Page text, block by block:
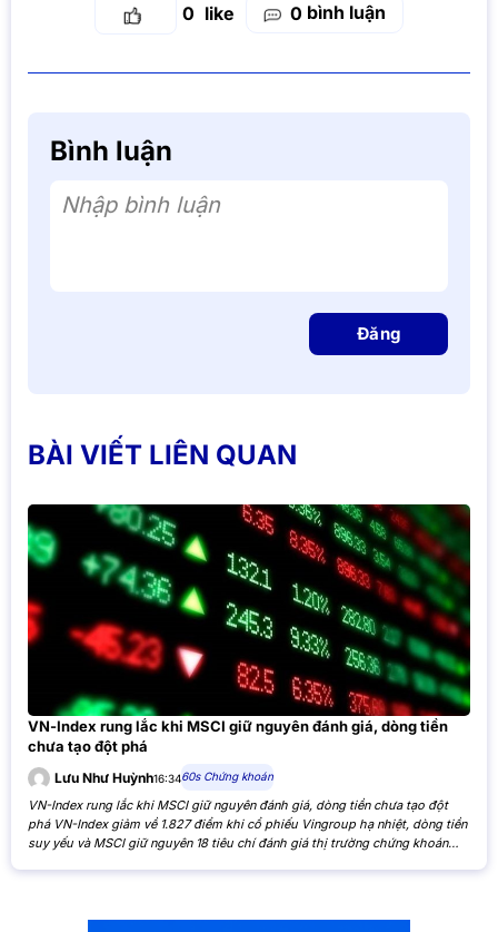
0
0 bình luận
Bình luận
Nhập bình luận
Đăng
BÀI VIẾT LIÊN QUAN
VN-Index rung lắc khi MSCI giữ nguyên đánh giá, dòng tiền
chưa tạo đột phá
Lưu Như Huỳnh16:3460s Chứng khoán
VN-Index rung lắc khi MSCI giữ nguyên đánh giá, dòng tiền chưa tạo đột
phá VN-Index giảm về 1.827 điểm khi cổ phiếu Vingroup hạ nhiệt, dòng tiền
suy yếu và MSCI giữ nguyên 18 tiêu chí đánh giá thị trường chứng khoán